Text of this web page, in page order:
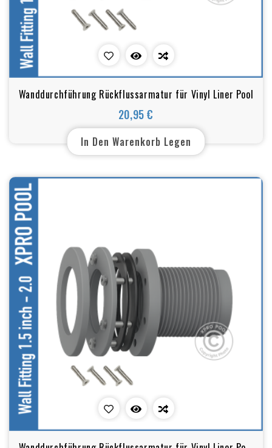
Wanddurchführung Rückflussarmatur für Vinyl Liner Pool
20,95 €
Preis
In Den Warenkorb Legen